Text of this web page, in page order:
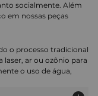
socialmente. Além
em nossas peças
o processo tradicional
laser, ar ou ozônio para
o uso de água,